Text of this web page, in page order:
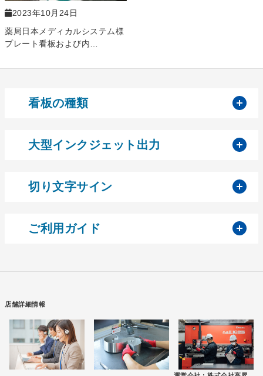
2023年10月24日
薬局日本メディカルシステム様
プレート看板および内…
看板の種類
大型インクジェット出力
切り文字サイン
ご利用ガイド
店舗詳細情報